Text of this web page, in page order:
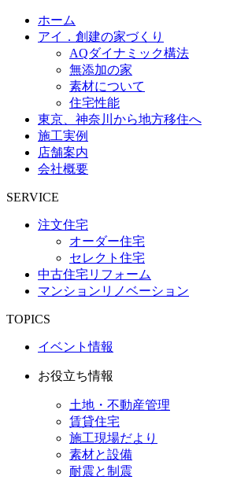
ホーム
アイ．創建の家づくり
AQダイナミック構法
無添加の家
素材について
住宅性能
東京、神奈川から地方移住へ
施工実例
店舗案内
会社概要
SERVICE
注文住宅
オーダー住宅
セレクト住宅
中古住宅リフォーム
マンションリノベーション
TOPICS
イベント情報
お役立ち情報
土地・不動産管理
賃貸住宅
施工現場だより
素材と設備
耐震と制震